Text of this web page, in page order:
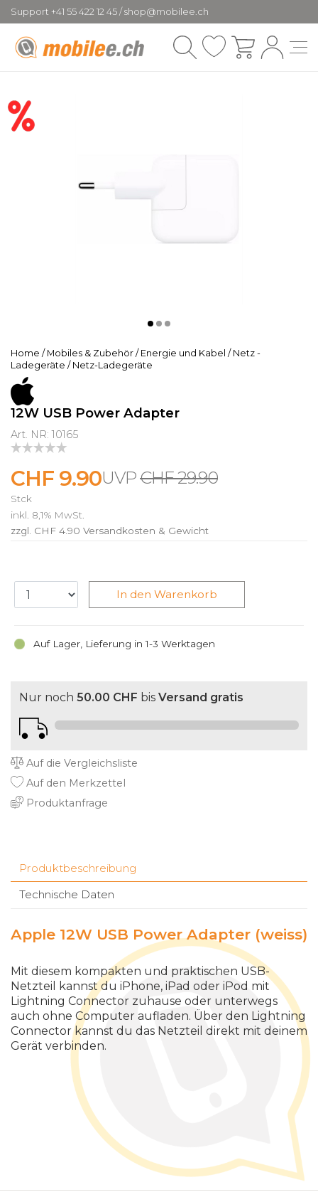
Support +41 55 422 12 45 / shop@mobilee.ch
Home / Mobiles & Zubehör / Energie und Kabel / Netz -
Ladegeräte / Netz-Ladegeräte
12W USB Power Adapter
Art. NR: 10165
CHF 29.90
CHF 9.90
Stck
inkl. 8,1% MwSt.
zzgl. CHF 4.90 Versandkosten & Gewicht
Auf Lager, Lieferung in 1-3 Werktagen
In den Warenkorb
Nur noch 50.00 CHF bis Versand gratis
Auf die Vergleichsliste
Auf den Merkzettel
Produktanfrage
Produktbeschreibung
Technische Daten
Apple 12W USB Power Adapter (weiss)
Mit diesem kompakten und praktischen USB-
Netzteil kannst du iPhone, iPad oder iPod mit
Lightning Connector zuhause oder unterwegs
auch ohne Computer aufladen. Über den Lightning
Connector kannst du das Netzteil direkt mit deinem
Gerät verbinden.